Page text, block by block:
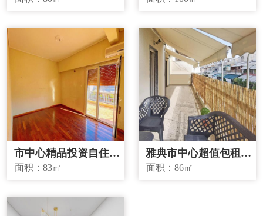
市中心精品投资自住两
宜房源
面积：83㎡
雅典市中心超值包租房
源
面积：86㎡